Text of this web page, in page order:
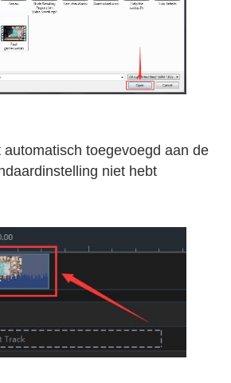
toegevoegd aan de
niet hebt